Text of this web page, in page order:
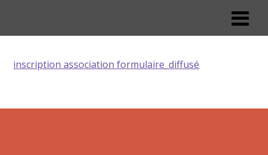
inscription association formulaire_diffusé